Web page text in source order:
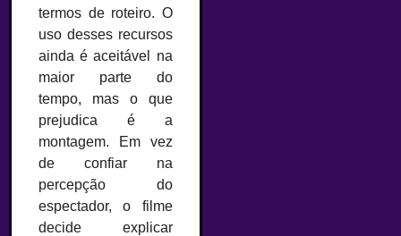
termos de roteiro. O
uso desses recursos
ainda é aceitável na
maior parte do
tempo, mas o que
prejudica é a
montagem. Em vez
de confiar na
percepção do
espectador, o filme
decide explicar